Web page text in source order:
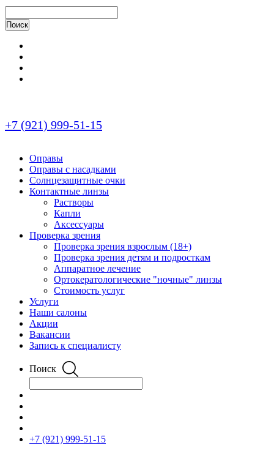
+7 (921) 999-51-15
Оправы
Оправы с насадками
Солнцезащитные очки
Контактные линзы
Растворы
Капли
Аксессуары
Проверка зрения
Проверка зрения взрослым (18+)
Проверка зрения детям и подросткам
Аппаратное лечение
Ортокератологические "ночные" линзы
Стоимость услуг
Услуги
Наши салоны
Акции
Вакансии
Запись к специалисту
Поиск
+7 (921) 999-51-15